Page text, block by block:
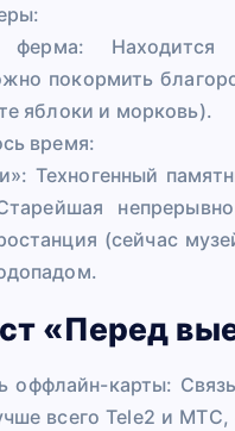
ферма: Находится
покормить
яблоки и морковь).
время:
Техногенный
(сейчас
«Перед
оффлайн-карты:
всего Tele2 и